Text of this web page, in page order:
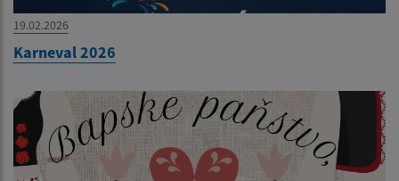
19.02.2026
Karneval 2026